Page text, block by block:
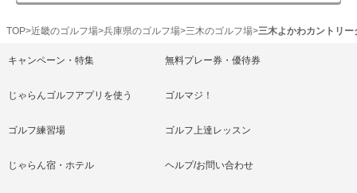
TOP 近畿のゴルフ場 兵庫県のゴルフ場 三木のゴルフ場 三木よかわカントリー
キャンペーン・特集 無料プレー券・優待券
じゃらんゴルフアプリを使う ゴルマジ！
ゴルフ練習場 ゴルフ上達レッスン
じゃらん宿・ホテル ヘルプ/お問い合わせ